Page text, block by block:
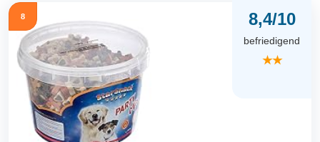
8 8,4/10
befriedigend
★★